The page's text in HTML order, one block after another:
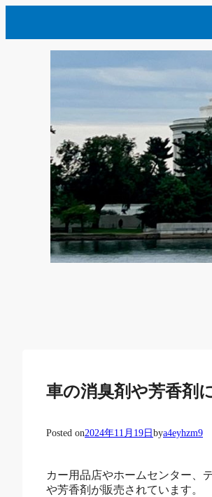
を
車の消臭剤や芳香剤
Posted on2024年11月19日bya4eyhzm9
カー用品店やホームセンター、
や芳香剤が販売されています。